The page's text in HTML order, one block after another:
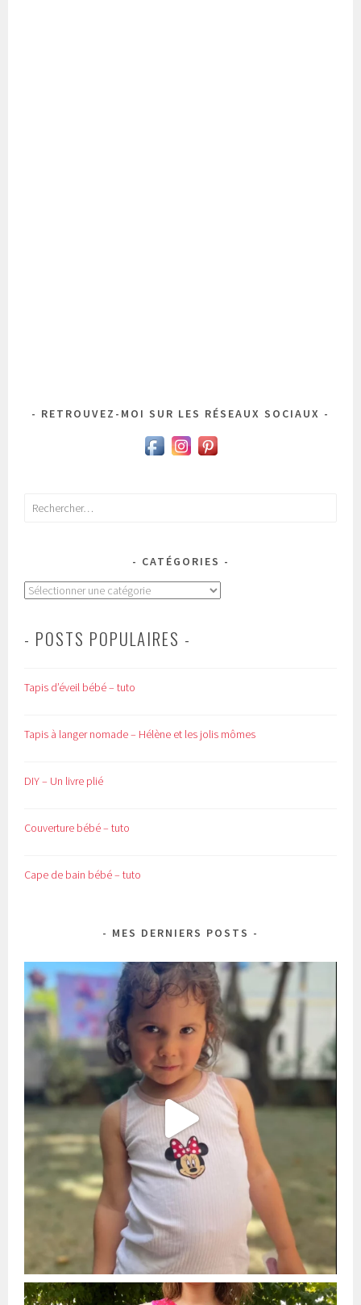
RETROUVEZ-MOI SUR LES RÉSEAUX SOCIAUX
Rechercher :
CATÉGORIES
Catégories
- POSTS POPULAIRES -
Tapis d’éveil bébé – tuto
Tapis à langer nomade – Hélène et les jolis mômes
DIY – Un livre plié
Couverture bébé – tuto
Cape de bain bébé – tuto
MES DERNIERS POSTS